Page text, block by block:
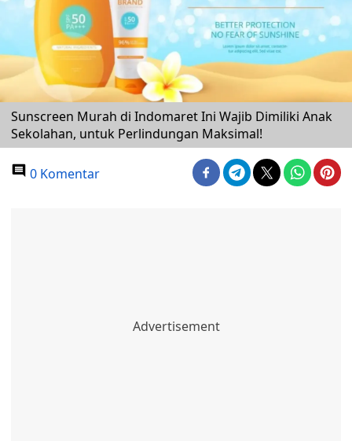
Sunscreen Murah di Indomaret Ini Wajib Dimiliki Anak
Sekolahan, untuk Perlindungan Maksimal!
0 Komentar